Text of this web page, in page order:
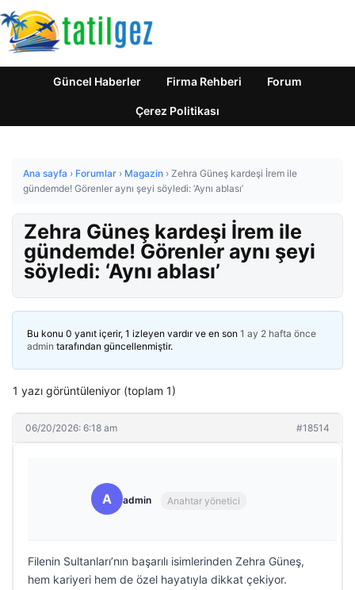
Güncel Haberler Firma Rehberi Forum
Çerez Politikası
Ana sayfa › Forumlar › Magazin › Zehra Güneş kardeşi İrem ile
gündemde! Görenler aynı şeyi söyledi: ‘Aynı ablası’
Zehra Güneş kardeşi İrem ile
gündemde! Görenler aynı şeyi
söyledi: ‘Aynı ablası’
Bu konu 0 yanıt içerir, 1 izleyen vardır ve en son 1 ay 2 hafta önce
admin tarafından güncellenmiştir.
1 yazı görüntüleniyor (toplam 1)
06/20/2026: 6:18 am #18514
A admin Anahtar yönetici
Filenin Sultanları’nın başarılı isimlerinden Zehra Güneş,
hem kariyeri hem de özel hayatıyla dikkat çekiyor.